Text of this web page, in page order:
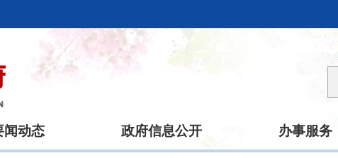
闻动态 政府信息公开 办事服务